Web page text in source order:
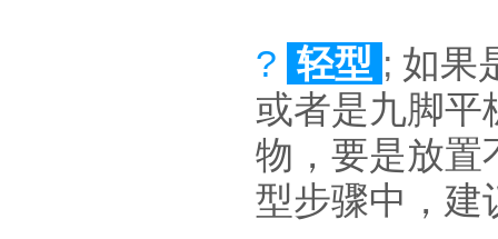
? 轻型 ; 如果
或者是九脚平
物，要是放置
型步骤中，建